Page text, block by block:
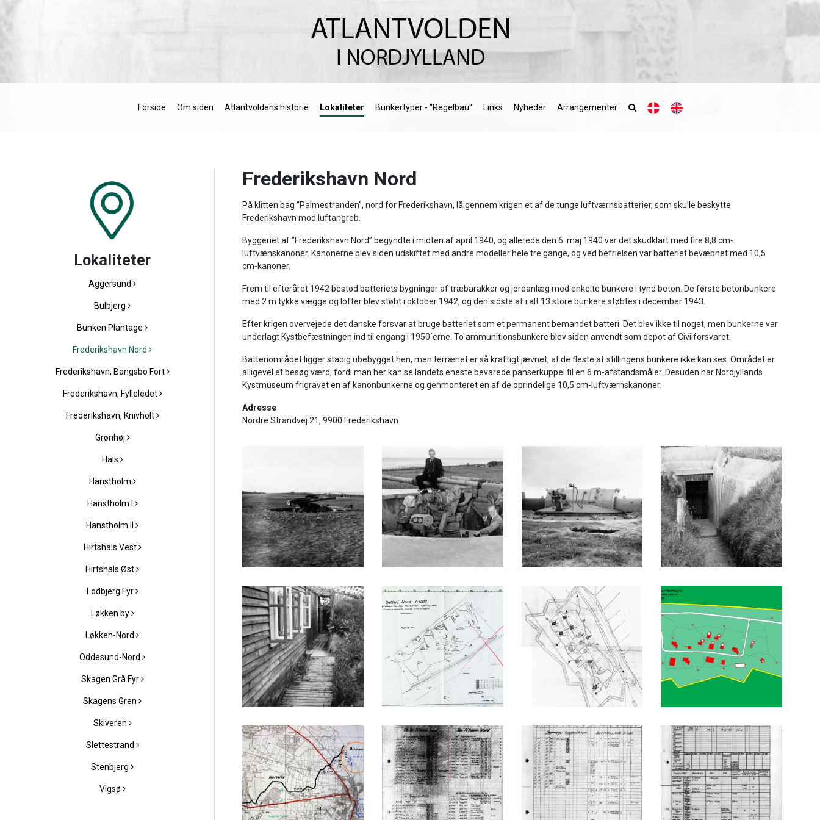
Forside Om siden Atlantvoldens historie Lokaliteter Bunkertyper - "Regelbau" Links Nyheder Arrangementer
Lokaliteter
Aggersund
Bulbjerg
Bunken Plantage
Frederikshavn Nord
Frederikshavn, Bangsbo Fort
Frederikshavn, Fylleledet
Frederikshavn, Knivholt
Grønhøj
Hals
Hanstholm
Hanstholm I
Hanstholm II
Hirtshals Vest
Hirtshals Øst
Lodbjerg Fyr
Løkken by
Løkken-Nord
Oddesund-Nord
Skagen Grå Fyr
Skagens Gren
Skiveren
Slettestrand
Stenbjerg
Vigsø
Frederikshavn Nord
På klitten bag ”Palmestranden”, nord for Frederikshavn, lå gennem krigen et af de tunge luftværnsbatterier, som skulle beskytte
Frederikshavn mod luftangreb.
Byggeriet af ”Frederikshavn Nord” begyndte i midten af april 1940, og allerede den 6. maj 1940 var det skudklart med fire 8,8 cm-
luftvænskanoner. Kanonerne blev siden udskiftet med andre modeller hele tre gange, og ved befrielsen var batteriet bevæbnet med 10,5
cm-kanoner.
Frem til efteråret 1942 bestod batteriets bygninger af træbarakker og jordanlæg med enkelte bunkere i tynd beton. De første betonbunkere
med 2 m tykke vægge og lofter blev støbt i oktober 1942, og den sidste af i alt 13 store bunkere støbtes i december 1943.
Efter krigen overvejede det danske forsvar at bruge batteriet som et permanent bemandet batteri. Det blev ikke til noget, men bunkerne var
underlagt Kystbefæstningen ind til engang i 1950´erne. To ammunitionsbunkere blev siden anvendt som depot af Civilforsvaret.
Batteriområdet ligger stadig ubebygget hen, men terrænet er så kraftigt jævnet, at de fleste af stillingens bunkere ikke kan ses. Området er
alligevel et besøg værd, fordi man her kan se landets eneste bevarede panserkuppel til en 6 m-afstandsmåler. Desuden har Nordjyllands
Kystmuseum frigravet en af kanonbunkerne og genmonteret en af de oprindelige 10,5 cm-luftværnskanoner.
Adresse
Nordre Strandvej 21, 9900 Frederikshavn